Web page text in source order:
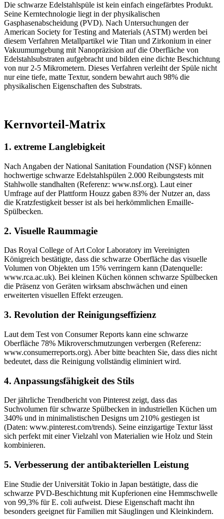
Die schwarze Edelstahlspüle ist kein einfach eingefärbtes Produkt.
Seine Kerntechnologie liegt in der physikalischen
Gasphasenabscheidung (PVD). Nach Untersuchungen der
American Society for Testing and Materials (ASTM) werden bei
diesem Verfahren Metallpartikel wie Titan und Zirkonium in einer
Vakuumumgebung mit Nanopräzision auf die Oberfläche von
Edelstahlsubstraten aufgebracht und bilden eine dichte Beschichtung
von nur 2-5 Mikrometern. Dieses Verfahren verleiht der Spüle nicht
nur eine tiefe, matte Textur, sondern bewahrt auch 98% die
physikalischen Eigenschaften des Substrats.
Kernvorteil-Matrix
1. extreme Langlebigkeit
Nach Angaben der National Sanitation Foundation (NSF) können
hochwertige schwarze Edelstahlspülen 2.000 Reibungstests mit
Stahlwolle standhalten (Referenz: www.nsf.org). Laut einer
Umfrage auf der Plattform Houzz gaben 83% der Nutzer an, dass
die Kratzfestigkeit besser ist als bei herkömmlichen Emaille-
Spülbecken.
2. Visuelle Raummagie
Das Royal College of Art Color Laboratory im Vereinigten
Königreich bestätigte, dass die schwarze Oberfläche das visuelle
Volumen von Objekten um 15% verringern kann (Datenquelle:
www.rca.ac.uk). Bei kleinen Küchen können schwarze Spülbecken
die Präsenz von Geräten wirksam abschwächen und einen
erweiterten visuellen Effekt erzeugen.
3. Revolution der Reinigungseffizienz
Laut dem Test von Consumer Reports kann eine schwarze
Oberfläche 78% Mikroverschmutzungen verbergen (Referenz:
www.consumerreports.org). Aber bitte beachten Sie, dass dies nicht
bedeutet, dass die Reinigung vollständig eliminiert wird.
4. Anpassungsfähigkeit des Stils
Der jährliche Trendbericht von Pinterest zeigt, dass das
Suchvolumen für schwarze Spülbecken in industriellen Küchen um
340% und in minimalistischen Designs um 210% gestiegen ist
(Daten: www.pinterest.com/trends). Seine einzigartige Textur lässt
sich perfekt mit einer Vielzahl von Materialien wie Holz und Stein
kombinieren.
5. Verbesserung der antibakteriellen Leistung
Eine Studie der Universität Tokio in Japan bestätigte, dass die
schwarze PVD-Beschichtung mit Kupferionen eine Hemmschwelle
von 99,3% für E. coli aufweist. Diese Eigenschaft macht ihn
besonders geeignet für Familien mit Säuglingen und Kleinkindern.